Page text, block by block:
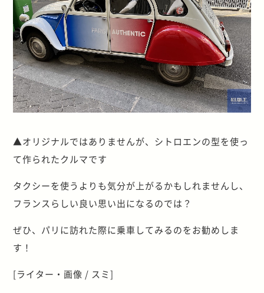
▲オリジナルではありませんが、シトロエンの型を使っ
て作られたクルマです
タクシーを使うよりも気分が上がるかもしれませんし、
フランスらしい良い思い出になるのでは？
ぜひ、パリに訪れた際に乗車してみるのをお勧めしま
す！
[ライター・画像 / スミ]